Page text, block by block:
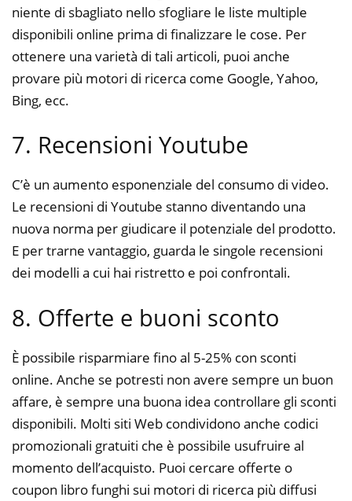
niente di sbagliato nello sfogliare le liste multiple
disponibili online prima di finalizzare le cose. Per
ottenere una varietà di tali articoli, puoi anche
provare più motori di ricerca come Google, Yahoo,
Bing, ecc.
7. Recensioni Youtube
C’è un aumento esponenziale del consumo di video.
Le recensioni di Youtube stanno diventando una
nuova norma per giudicare il potenziale del prodotto.
E per trarne vantaggio, guarda le singole recensioni
dei modelli a cui hai ristretto e poi confrontali.
8. Offerte e buoni sconto
È possibile risparmiare fino al 5-25% con sconti
online. Anche se potresti non avere sempre un buon
affare, è sempre una buona idea controllare gli sconti
disponibili. Molti siti Web condividono anche codici
promozionali gratuiti che è possibile usufruire al
momento dell’acquisto. Puoi cercare offerte o
coupon libro funghi sui motori di ricerca più diffusi